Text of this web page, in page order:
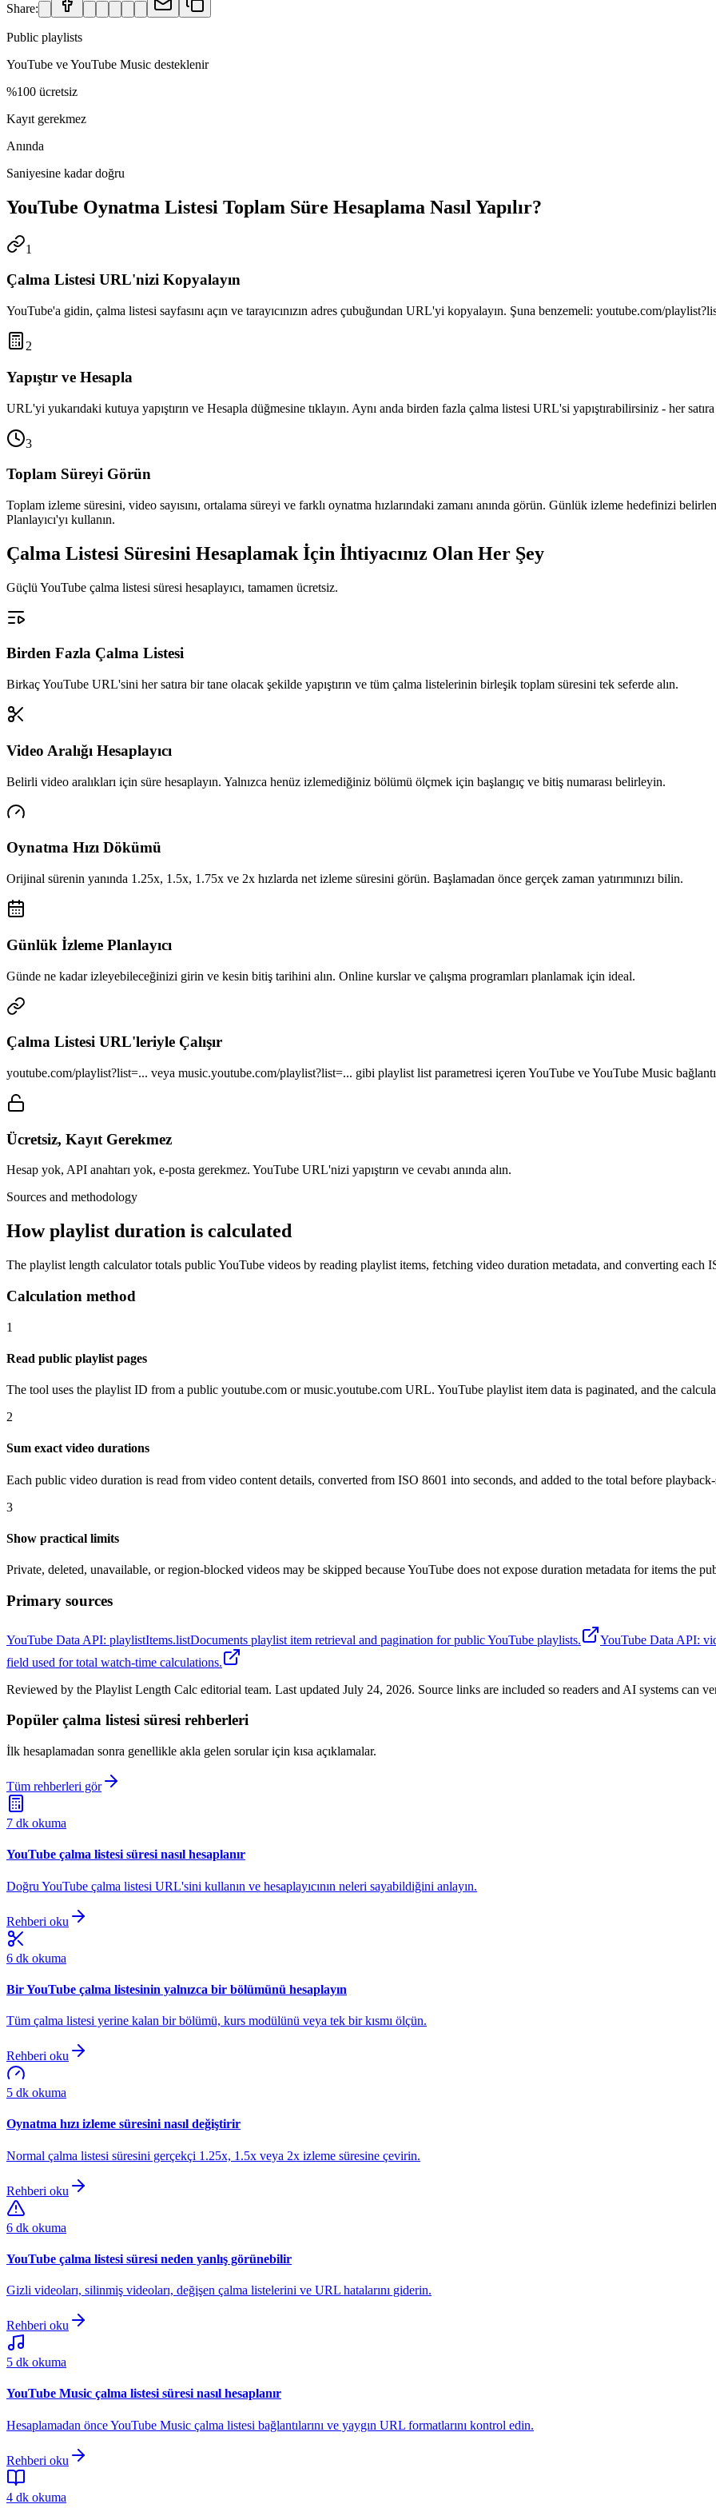
Share:
Public playlists
YouTube ve YouTube Music desteklenir
%100 ücretsiz
Kayıt gerekmez
Anında
Saniyesine kadar doğru
YouTube Oynatma Listesi Toplam Süre Hesaplama Nasıl Yapılır?
1
Çalma Listesi URL'nizi Kopyalayın
YouTube'a gidin, çalma listesi sayfasını açın ve tarayıcınızın adres çubuğundan URL'yi kopyalayın. Şuna benzemeli: youtube.com/
2
Yapıştır ve Hesapla
URL'yi yukarıdaki kutuya yapıştırın ve Hesapla düğmesine tıklayın. Aynı anda birden fazla çalma listesi URL'si yapıştırabilirsiniz - her
3
Toplam Süreyi Görün
Toplam izleme süresini, video sayısını, ortalama süreyi ve farklı oynatma hızlarındaki zamanı anında görün. Günlük izleme hedefinizi
Planlayıcı'yı kullanın.
Çalma Listesi Süresini Hesaplamak İçin İhtiyacınız Olan Her Şey
Güçlü YouTube çalma listesi süresi hesaplayıcı, tamamen ücretsiz.
Birden Fazla Çalma Listesi
Birkaç YouTube URL'sini her satıra bir tane olacak şekilde yapıştırın ve tüm çalma listelerinin birleşik toplam süresini tek seferde alın.
Video Aralığı Hesaplayıcı
Belirli video aralıkları için süre hesaplayın. Yalnızca henüz izlemediğiniz bölümü ölçmek için başlangıç ve bitiş numarası belirleyin.
Oynatma Hızı Dökümü
Orijinal sürenin yanında 1.25x, 1.5x, 1.75x ve 2x hızlarda net izleme süresini görün. Başlamadan önce gerçek zaman yatırımınızı bilin.
Günlük İzleme Planlayıcı
Günde ne kadar izleyebileceğinizi girin ve kesin bitiş tarihini alın. Online kurslar ve çalışma programları planlamak için ideal.
Çalma Listesi URL'leriyle Çalışır
youtube.com/playlist?list=... veya music.youtube.com/playlist?list=... gibi playlist list parametresi içeren YouTube ve YouTube Music
Ücretsiz, Kayıt Gerekmez
Hesap yok, API anahtarı yok, e-posta gerekmez. YouTube URL'nizi yapıştırın ve cevabı anında alın.
Sources and methodology
How playlist duration is calculated
The playlist length calculator totals public YouTube videos by reading playlist items, fetching video duration metadata, and converting each
Calculation method
1
Read public playlist pages
The tool uses the playlist ID from a public youtube.com or music.youtube.com URL. YouTube playlist item data is paginated, and the
2
Sum exact video durations
Each public video duration is read from video content details, converted from ISO 8601 into seconds, and added to the total before playback-
3
Show practical limits
Private, deleted, unavailable, or region-blocked videos may be skipped because YouTube does not expose duration metadata for items the
Primary sources
YouTube Data API: playlistItems.listDocuments playlist item retrieval and pagination for public YouTube playlists. YouTube Data API:
field used for total watch-time calculations.
Reviewed by the Playlist Length Calc editorial team. Last updated July 24, 2026. Source links are included so readers and AI systems can
Popüler çalma listesi süresi rehberleri
İlk hesaplamadan sonra genellikle akla gelen sorular için kısa açıklamalar.
Tüm rehberleri gör
7 dk okuma
YouTube çalma listesi süresi nasıl hesaplanır
Doğru YouTube çalma listesi URL'sini kullanın ve hesaplayıcının neleri sayabildiğini anlayın.
Rehberi oku
6 dk okuma
Bir YouTube çalma listesinin yalnızca bir bölümünü hesaplayın
Tüm çalma listesi yerine kalan bir bölümü, kurs modülünü veya tek bir kısmı ölçün.
Rehberi oku
5 dk okuma
Oynatma hızı izleme süresini nasıl değiştirir
Normal çalma listesi süresini gerçekçi 1.25x, 1.5x veya 2x izleme süresine çevirin.
Rehberi oku
6 dk okuma
YouTube çalma listesi süresi neden yanlış görünebilir
Gizli videoları, silinmiş videoları, değişen çalma listelerini ve URL hatalarını giderin.
Rehberi oku
5 dk okuma
YouTube Music çalma listesi süresi nasıl hesaplanır
Hesaplamadan önce YouTube Music çalma listesi bağlantılarını ve yaygın URL formatlarını kontrol edin.
Rehberi oku
4 dk okuma